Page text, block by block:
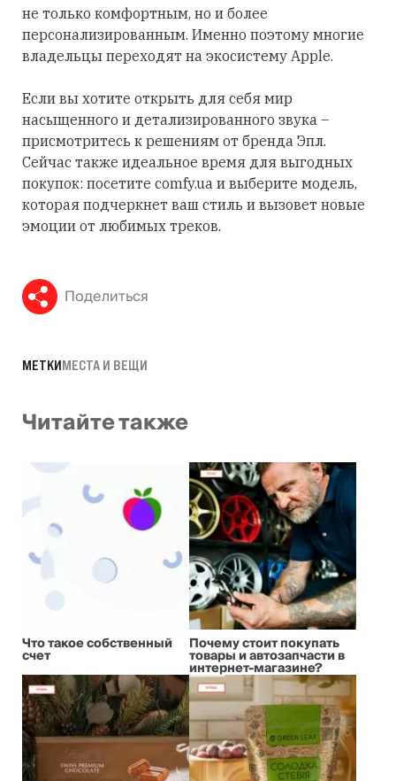
не только комфортным, но и более
персонализированным. Именно поэтому многие
владельцы переходят на экосистему Apple.
Если вы хотите открыть для себя мир
насыщенного и детализированного звука –
присмотритесь к решениям от бренда Эпл.
Сейчас также идеальное время для выгодных
покупок: посетите comfy.ua и выберите модель,
которая подчеркнет ваш стиль и вызовет новые
эмоции от любимых треков.
Поделиться
МЕТКИМЕСТА И ВЕЩИ
Читайте также
Что такое собственный
счет
Почему стоит покупать
товары и автозапчасти в
интернет-магазине?